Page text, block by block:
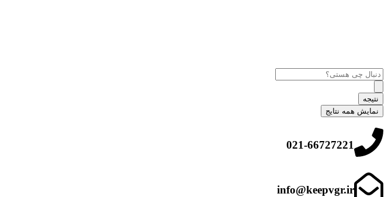
نتیجه
نمایش همه نتایج
021-66727221
info@keepvgr.ir